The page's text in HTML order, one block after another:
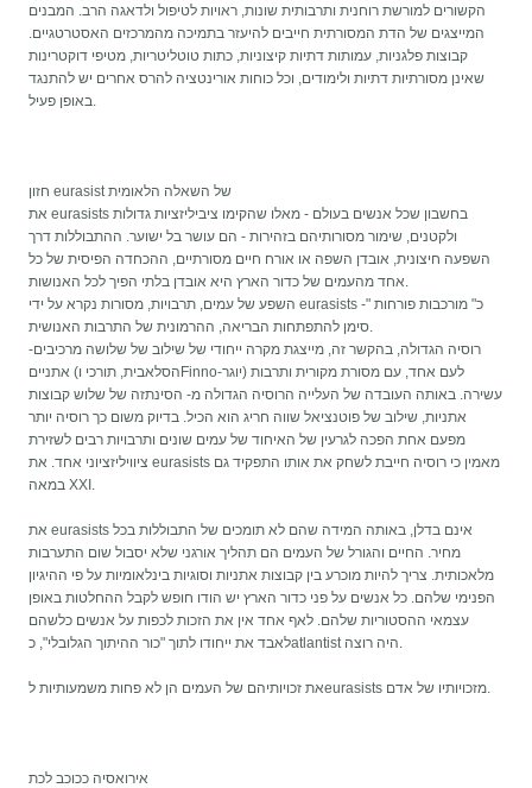
הקשורים למורשת רוחנית ותרבותית שונות, ראויות לטיפול ולדאגה הרב. המבנים
המייצגים של הדת המסורתית חייבים להיעזר בתמיכה מהמרכזים האסטרטגיים.
קבוצות פלגניות, עמותות דתיות קיצוניות, כתות טוטליטריות, מטיפי דוקטרינות
שאינן מסורתיות דתיות ולימודים, וכל כוחות אורינטציה להרס אחרים יש להתנגד
חזון eurasist של השאלה הלאומית
את eurasists בחשבון שכל אנשים בעולם - מאלו שהקימו ציביליזציות גדולות
ולקטנים, שימור מסורותיהם בזהירות - הם עושר בל ישוער. ההתבוללות דרך
השפעה חיצונית, אובדן השפה או אורח חיים מסורתיים, ההכחדה הפיסית של כל
השפע של עמים, תרבויות, מסורות נקרא על ידי eurasists כ" מורכבות פורחות "-
-רוסיה הגדולה, בהקשר זה, מייצגת מקרה ייחודי של שילוב של שלושה מרכיבים
אתניים (הסלאבית, תורכי וFinno-יוגר) לעם אחד, עם מסורת מקורית ותרבות
עשירה. באותה העובדה של העלייה הרוסיה הגדולה מ- הסינתזה של שלוש קבוצות
אתניות, שילוב של פוטנציאל שווה חריג הוא הכיל. בדיוק משום כך רוסיה יותר
מפעם אחת הפכה לגרעין של האיחוד של עמים שונים ותרבויות רבים לשזירת
ציוויליזציוני אחד. את eurasists מאמין כי רוסיה חייבת לשחק את אותו התפקיד גם
במאה XXI.
את eurasists אינם בדלן, באותה המידה שהם לא תומכים של התבוללות בכל
מחיר. החיים והגורל של העמים הם תהליך אורגני שלא יסבול שום התערבות
מלאכותית. צריך להיות מוכרע בין קבוצות אתניות וסוגיות בינלאומיות על פי ההיגיון
הפנימי שלהם. כל אנשים על פני כדור הארץ יש הודו חופש לקבל ההחלטות באופן
עצמאי ההסטוריות שלהם. לאף אחד אין את הזכות לכפות על אנשים כלשהם
אירואסיה ככוכב לכת